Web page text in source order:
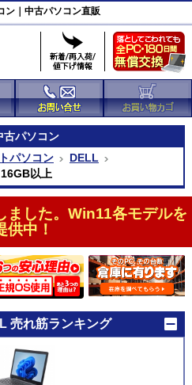
｜中古パソコン直販
古パソコン
パソコン
DELL
以上
ました。Win11各モデルを
供中！
売れ筋ランキング